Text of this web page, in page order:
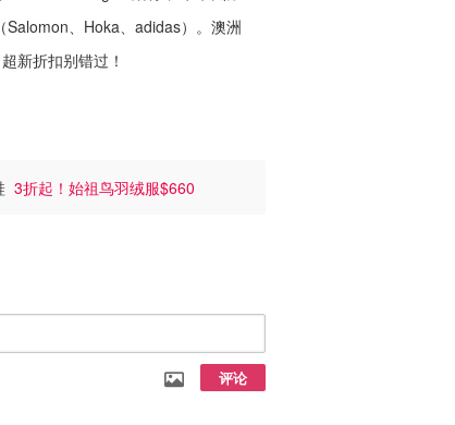
、Hoka、adidas）。澳洲
新折扣别错过！
3折起！始祖鸟羽绒服$660
评论